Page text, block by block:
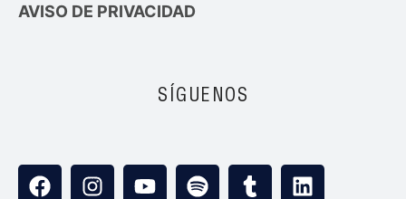
AVISO DE PRIVACIDAD
SÍGUENOS